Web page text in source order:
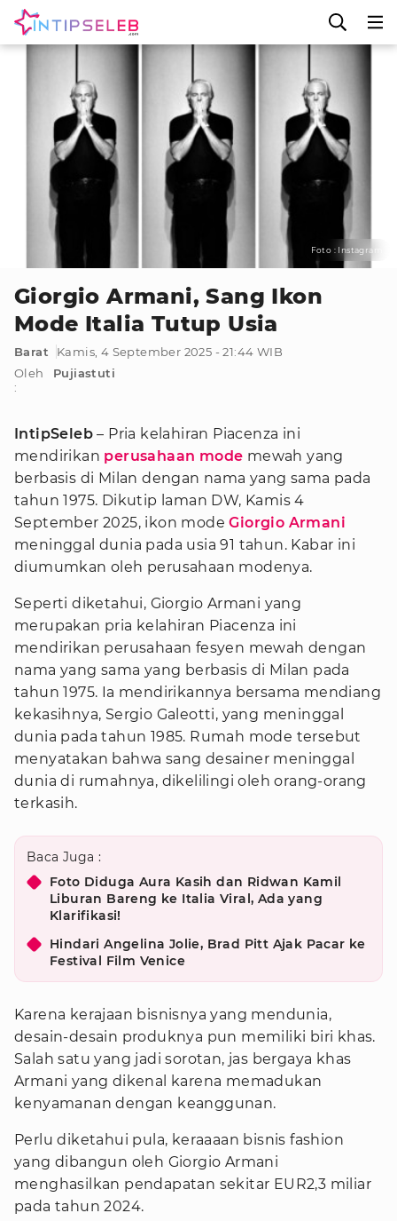
Foto : Instagram
Giorgio Armani, Sang Ikon
Mode Italia Tutup Usia
Barat
Kamis, 4 September 2025 - 21:44 WIB
Oleh
:
Pujiastuti
IntipSeleb – Pria kelahiran Piacenza ini
mendirikan perusahaan mode mewah yang
berbasis di Milan dengan nama yang sama pada
tahun 1975. Dikutip laman DW, Kamis 4
September 2025, ikon modeGiorgio Armani
meninggal dunia pada usia 91 tahun. Kabar ini
diumumkan oleh perusahaan modenya.
Seperti diketahui, Giorgio Armani yang
merupakan pria kelahiran Piacenza ini
mendirikan perusahaan fesyen mewah dengan
nama yang sama yang berbasis di Milan pada
tahun 1975. Ia mendirikannya bersama mendiang
kekasihnya, Sergio Galeotti, yang meninggal
dunia pada tahun 1985. Rumah mode tersebut
menyatakan bahwa sang desainer meninggal
dunia di rumahnya, dikelilingi oleh orang-orang
terkasih.
Baca Juga :
Foto Diduga Aura Kasih dan Ridwan Kamil
Liburan Bareng ke Italia Viral, Ada yang
Klarifikasi!
Hindari Angelina Jolie, Brad Pitt Ajak Pacar ke
Festival Film Venice
Karena kerajaan bisnisnya yang mendunia,
desain-desain produknya pun memiliki biri khas.
Salah satu yang jadi sorotan, jas bergaya khas
Armani yang dikenal karena memadukan
kenyamanan dengan keanggunan.
Perlu diketahui pula, keraaaan bisnis fashion
yang dibangun oleh Giorgio Armani
menghasilkan pendapatan sekitar EUR2,3 miliar
pada tahun 2024.